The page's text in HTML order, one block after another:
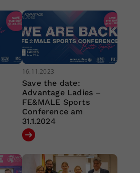
16.11.2023
Save the date:
Advantage Ladies –
FE&MALE Sports
Conference am
31.1.2024